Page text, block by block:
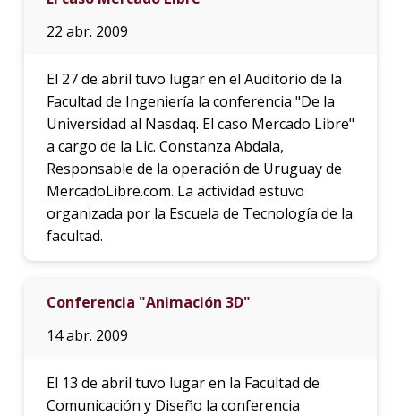
22 abr. 2009
El 27 de abril tuvo lugar en el Auditorio de la
Facultad de Ingeniería la conferencia "De la
Universidad al Nasdaq. El caso Mercado Libre"
a cargo de la Lic. Constanza Abdala,
Responsable de la operación de Uruguay de
MercadoLibre.com. La actividad estuvo
organizada por la Escuela de Tecnología de la
facultad.
Conferencia "Animación 3D"
14 abr. 2009
El 13 de abril tuvo lugar en la Facultad de
Comunicación y Diseño la conferencia